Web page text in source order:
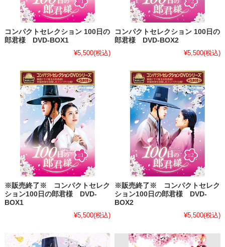
コンパクトセレクション 100日の
郎君様 DVD-BOX1
¥5,500(税込)
コンパクトセレクション 100日の
郎君様 DVD-BOX2
¥5,500(税込)
※販売終了※ コンパクトセレク
ション100日の郎君様 DVD-
BOX1
¥5,500(税込)
※販売終了※ コンパクトセレク
ション100日の郎君様 DVD-
BOX2
¥5,500(税込)